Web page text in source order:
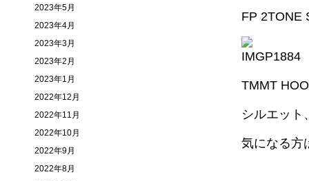
FP 2TONE
TMMT
シルエット
気になる方
2023年5月
2023年4月
2023年3月
2023年2月
2023年1月
2022年12月
2022年11月
2022年10月
2022年9月
2022年8月